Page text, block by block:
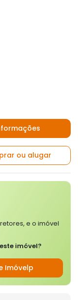
ou alugar
e o imóvel
imóvel?
Imóvelp